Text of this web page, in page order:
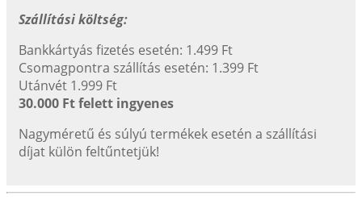
Szállítási költség:
Bankkártyás fizetés esetén: 1.499 Ft
Csomagpontra szállítás esetén: 1.399 Ft
Utánvét 1.999 Ft
30.000 Ft felett ingyenes
Nagyméretű és súlyú termékek esetén a szállítási
díjat külön feltűntetjük!